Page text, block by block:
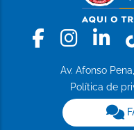
Av. Afonso
Política de